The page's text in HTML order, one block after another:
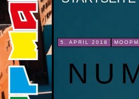
5. APRIL 2018